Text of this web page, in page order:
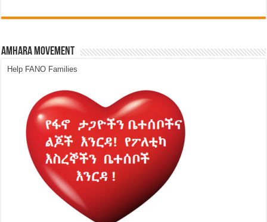
Amhara Movement
Help FANO Families